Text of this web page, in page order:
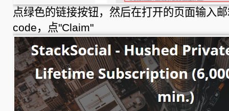
点绿色的链接按钮，然后在打开的页面输入
code，点"Claim"